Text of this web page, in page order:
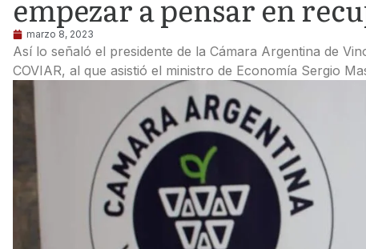
empezar a pensar en
marzo 8, 2023
Así lo señaló el presidente de la Cámara Argentina de
COVIAR, al que asistió el ministro de Economía Sergio